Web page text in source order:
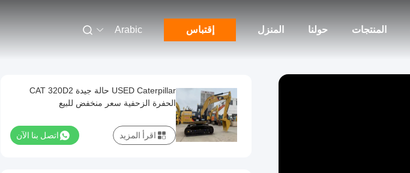
المنزل حولنا المنتجات إقتباس Arabic
USED Caterpillar حالة جيدة CAT 320D2
الحفرة الزحفية سعر منخفض للبيع
اتصل بنا الآن اقرأ المزيد